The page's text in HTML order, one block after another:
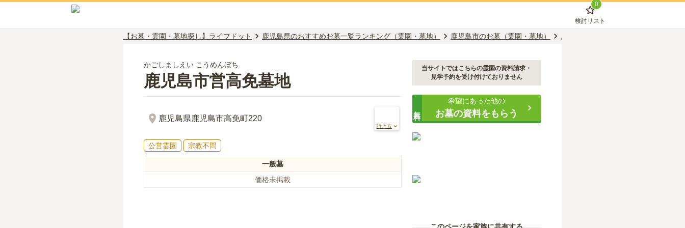
0
検討リスト
【お墓・霊園・墓地探し】ライフドット 鹿児島県のおすすめお墓一覧ランキング（霊園・墓地） 鹿児島市のお墓（霊園・墓地）
かごしましえい こうめんぼち
鹿児島市営高免墓地
鹿児島県鹿児島市高免町220
行き方
公営霊園 宗教不問
一般墓
価格未掲載
当サイトではこちらの霊園の資料請求・
見学予約を受け付けておりません
希望にあった他の
お墓の資料をもらう